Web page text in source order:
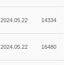
2024.05.22 14334
2024.05.22 16480